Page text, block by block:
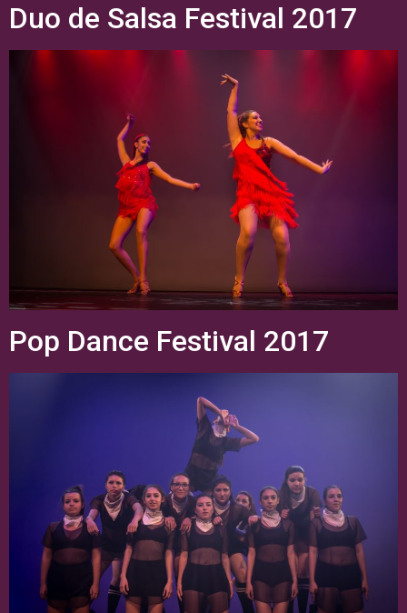
Duo de Salsa Festival 2017
Pop Dance Festival 2017